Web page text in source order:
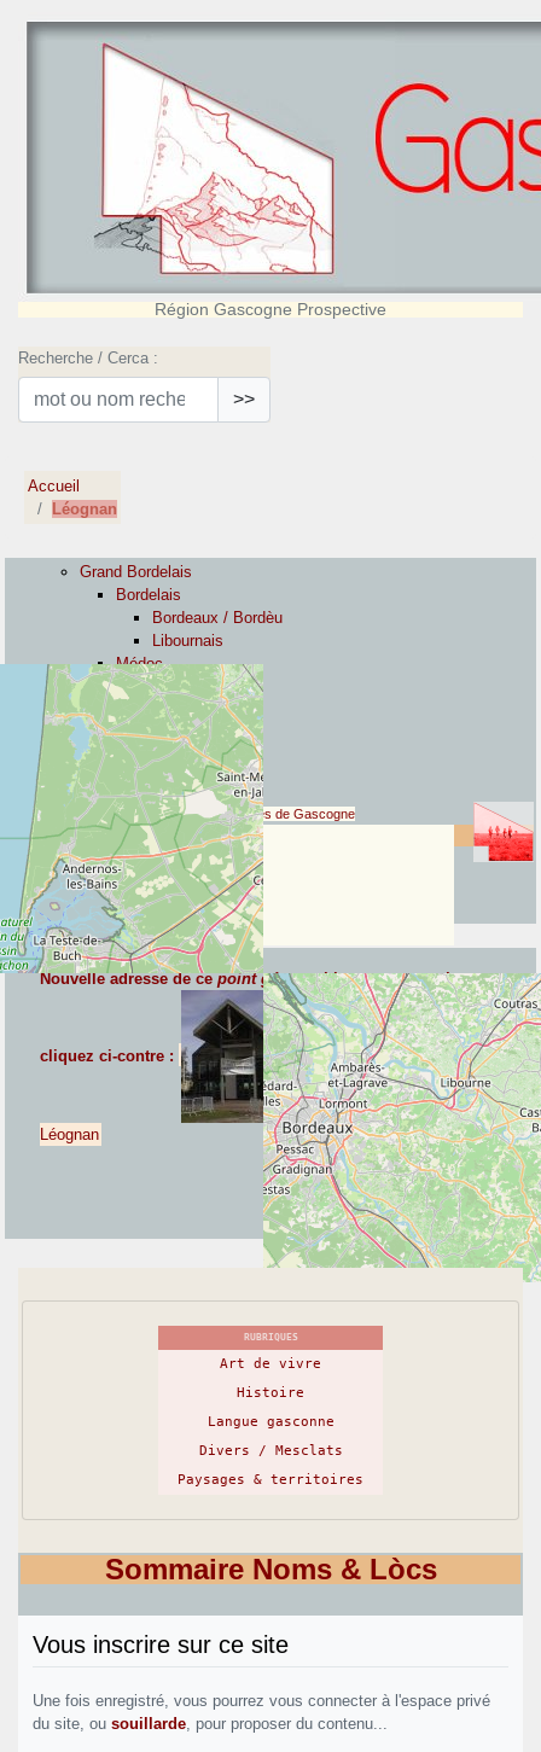
Région Gascogne Prospective
Recherche / Cerca :
>>
Accueil
Léognan
Grand Bordelais
Bordelais
Bordeaux / Bordèu
Libournais
Médoc
Pays gabaye
Blayais
Graves & Cernès
Bordeaux / Bordèu Graves & Cernès Landes de Gascogne
Léognan
Landes de
Gascogne
Nouvelle adresse de cepoint géographique communal,
cliquez ci-contre :
Léognan
RUBRIQUES
Art de vivre
Histoire
Langue gasconne
Divers / Mesclats
Paysages & territoires
Sommaire Noms & Lòcs
Vous inscrire sur ce site
Une fois enregistré, vous pourrez vous connecter à l'espace privé
du site, ou souillarde , pour proposer du contenu...